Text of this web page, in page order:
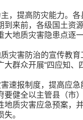
，提高防灾能力。
到来前，各级国土资
大地质灾害隐患点逐
灾害防治的宣传教
大群众开展“四应知、
速报制度，提高应
要健全以主管县（
地质灾害应急预案，
失。